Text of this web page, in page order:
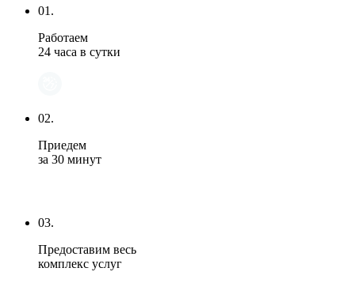
01.
Работаем
24 часа в сутки
02.
Приедем
за 30 минут
03.
Предоставим весь
комплекс услуг